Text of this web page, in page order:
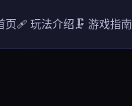
页🩹 玩法介绍🗜️ 游戏指南